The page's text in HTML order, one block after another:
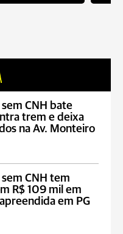
CNH bate
trem e deixa
na Av. Monteiro
CNH tem
R$ 109 mil em
em PG